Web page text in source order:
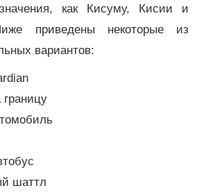
как Кисуму, Кисии и
приведены некоторые из
вариантов:
границу
шаттл